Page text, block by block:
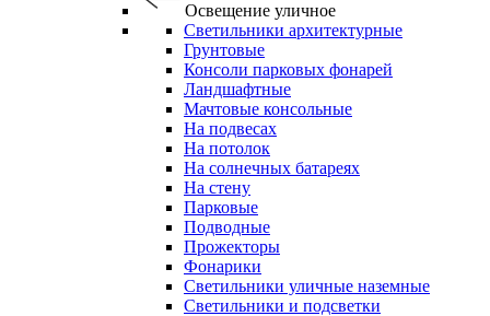
Освещение уличное
Светильники архитектурные
Грунтовые
Консоли парковых фонарей
Ландшафтные
Мачтовые консольные
На подвесах
На потолок
На солнечных батареях
На стену
Парковые
Подводные
Прожекторы
Фонарики
Светильники уличные наземные
Светильники и подсветки